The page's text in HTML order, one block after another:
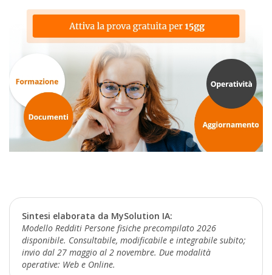
Sintesi elaborata da MySolution IA:
Modello Redditi Persone fisiche precompilato 2026
disponibile. Consultabile, modificabile e integrabile subito;
invio dal 27 maggio al 2 novembre. Due modalità
operative: Web e Online.